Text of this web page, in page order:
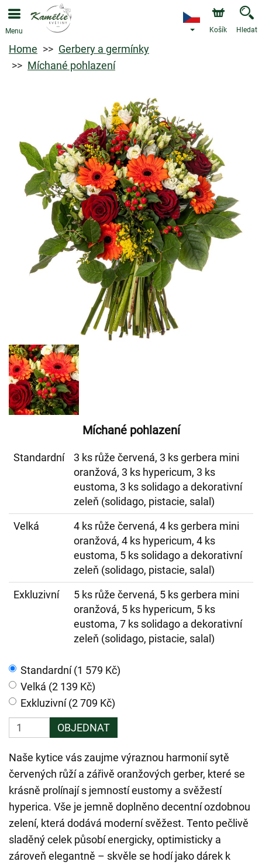
Menu Košík Hledat
Home
Gerbery a germínky
Míchané pohlazení
Míchané pohlazení
Standardní
3 ks růže červená, 3 ks gerbera mini
oranžová, 3 ks hypericum, 3 ks
eustoma, 3 ks solidago a dekorativní
zeleň (solidago, pistacie, salal)
Velká
4 ks růže červená, 4 ks gerbera mini
oranžová, 4 ks hypericum, 4 ks
eustoma, 5 ks solidago a dekorativní
zeleň (solidago, pistacie, salal)
Exkluzivní
5 ks růže červená, 5 ks gerbera mini
oranžová, 5 ks hypericum, 5 ks
eustoma, 7 ks solidago a dekorativní
zeleň (solidago, pistacie, salal)
Standardní (1 579 Kč)
Velká (2 139 Kč)
Exkluzivní (2 709 Kč)
OBJEDNAT
Naše kytice vás zaujme výraznou harmonií sytě
červených růží a zářivě oranžových gerber, které se
krásně prolínají s jemností eustomy a svěžestí
hyperica. Vše je jemně doplněno decentní ozdobnou
zelení, která dodává moderní svěžest. Tento pečlivě
sladěný celek působí energicky, optimisticky a
zároveň elegantně – skvěle se hodí jako dárek k